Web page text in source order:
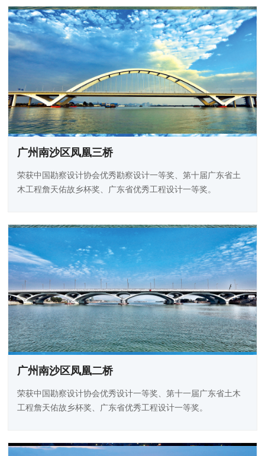
广州南沙区凤凰三桥
荣获中国勘察设计协会优秀勘察设计一等奖、第十届广东省土
木工程詹天佑故乡杯奖、广东省优秀工程设计一等奖。
广州南沙区凤凰二桥
荣获中国勘察设计协会优秀设计一等奖、第十一届广东省土木
工程詹天佑故乡杯奖、广东省优秀工程设计一等奖。